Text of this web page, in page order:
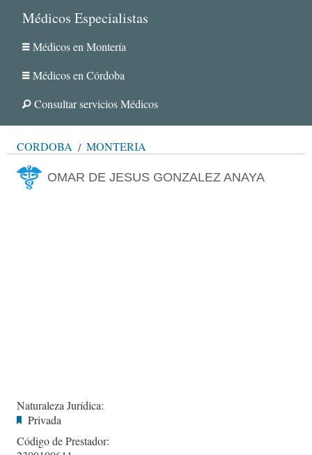
Médicos Especialistas
Médicos en Montería
Médicos en Córdoba
Consultar servicios Médicos
CÓRDOBA MONTERÍA
OMAR DE JESUS GONZALEZ ANAYA
Naturaleza Jurídica:
Privada
Código de Prestador: